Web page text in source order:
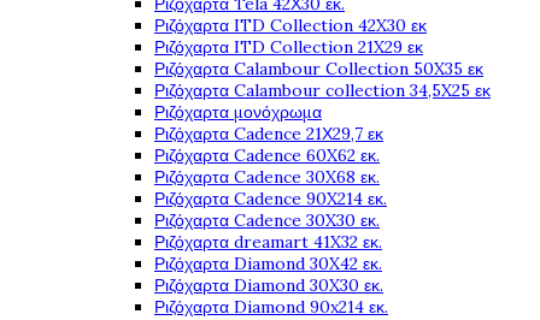
Ριζόχαρτα ITD Collection 42X30 εκ
Ριζόχαρτα ITD Collection 21X29 εκ
Ριζόχαρτα Calambour Collection 50X35 εκ
Ριζόχαρτα Calambour collection 34,5X25 εκ
Ριζόχαρτα μονόχρωμα
Ριζόχαρτα Cadence 21Χ29,7 εκ
Ριζόχαρτα Cadence 60X62 εκ.
Ριζόχαρτα Cadence 30X68 εκ.
Ριζόχαρτα Cadence 90X214 εκ.
Ριζόχαρτα Cadence 30X30 εκ.
Ριζόχαρτα dreamart 41X32 εκ.
Ριζόχαρτα Diamond 30X42 εκ.
Ριζόχαρτα Diamond 30X30 εκ.
Ριζόχαρτα Diamond 90x214 εκ.